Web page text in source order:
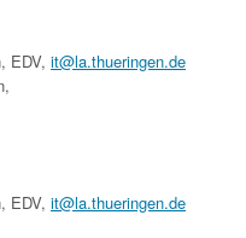
EDV, it@la.thueringen.de
EDV, it@la.thueringen.de